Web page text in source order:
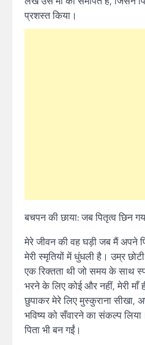
प्रशस्त किया।
बचपन की छाया: जब पितृत्व छिन
मेरे जीवन की वह घड़ी जब मैं अपने
मेरी स्मृतियों में धुंधली है। उम्र
एक रिक्तता थी जो समय के साथ
भरने के लिए कोई और नहीं, मेरी
छुपाकर मेरे लिए मुस्कुराना सीखा,
भविष्य को सँवारने का संकल्प
पिता भी बन गईं।